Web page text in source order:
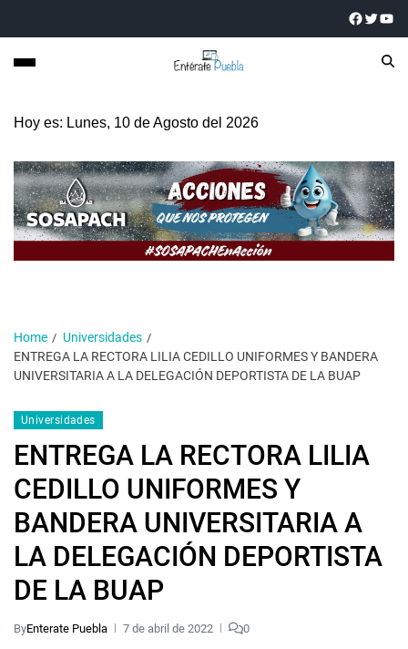
Hoy es: Lunes, 10 de Agosto del 2026
Home
Universidades
ENTREGA LA RECTORA LILIA CEDILLO UNIFORMES Y BANDERA
UNIVERSITARIA A LA DELEGACIÓN DEPORTISTA DE LA BUAP
Universidades
ENTREGA LA RECTORA LILIA
CEDILLO UNIFORMES Y
BANDERA UNIVERSITARIA A
LA DELEGACIÓN DEPORTISTA
DE LA BUAP
ByEnterate Puebla 7 de abril de 2022 0